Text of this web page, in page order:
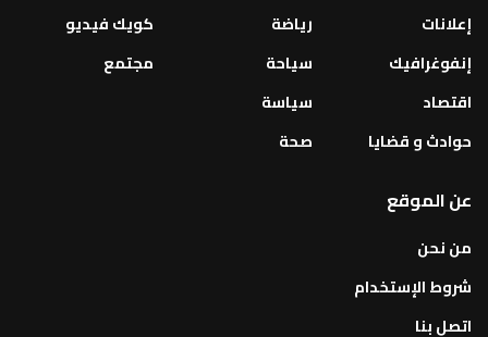
إعلانات
إنفوغرافيك
اقتصاد
حوادث و قضايا
رياضة
سياحة
سياسة
صحة
كويك فيديو
مجتمع
عن الموقع
من نحن
شروط الإستخدام
اتصل بنا